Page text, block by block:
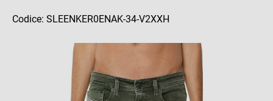
Codice: SLEENKER0ENAK-34-V2XXH